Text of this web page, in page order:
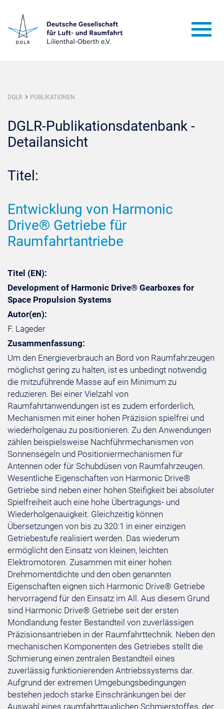
DGLR PUBLIKATIONEN
DGLR-Publikationsdatenbank -
Detailansicht
Titel:
Entwicklung von Harmonic
Drive® Getriebe für
Raumfahrtantriebe
Titel (EN):
Development of Harmonic Drive® Gearboxes for
Space Propulsion Systems
Autor(en):
F. Lageder
Zusammenfassung:
Um den Energieverbrauch an Bord von Raumfahrzeugen
möglichst gering zu halten, ist es unbedingt notwendig
die mitzuführende Masse auf ein Minimum zu
reduzieren. Bei einer Vielzahl von
Raumfahrtanwendungen ist es zudem erforderlich,
Mechanismen mit einer hohen Präzision spielfrei und
wiederholgenau zu positionieren. Zu den Anwendungen
zählen beispielsweise Nachführmechanismen von
Sonnensegeln und Positioniermechanismen für
Antennen oder für Schubdüsen von Raumfahrzeugen.
Wesentliche Eigenschaften von Harmonic Drive®
Getriebe sind neben einer hohen Steifigkeit bei absoluter
Spielfreiheit auch eine hohe Übertragungs- und
Wiederholgenauigkeit. Gleichzeitig können
Übersetzungen von bis zu 320:1 in einer einzigen
Getriebestufe realisiert werden. Das wiederum
ermöglicht den Einsatz von kleinen, leichten
Elektromotoren. Zusammen mit einer hohen
Drehmomentdichte und den oben genannten
Eigenschaften eignen sich Harmonic Drive® Getriebe
hervorragend für den Einsatz im All. Aus diesem Grund
sind Harmonic Drive® Getriebe seit der ersten
Mondlandung fester Bestandteil von zuverlässigen
Präzisionsantrieben in der Raumfahrttechnik. Neben den
mechanischen Komponenten des Getriebes stellt die
Schmierung einen zentralen Bestandteil eines
zuverlässig funktionierenden Antriebssystems dar.
Aufgrund der extremen Umgebungsbedingungen
bestehen jedoch starke Einschränkungen bei der
Auswahl eines raumfahrttauglichen Schmierstoffes, der